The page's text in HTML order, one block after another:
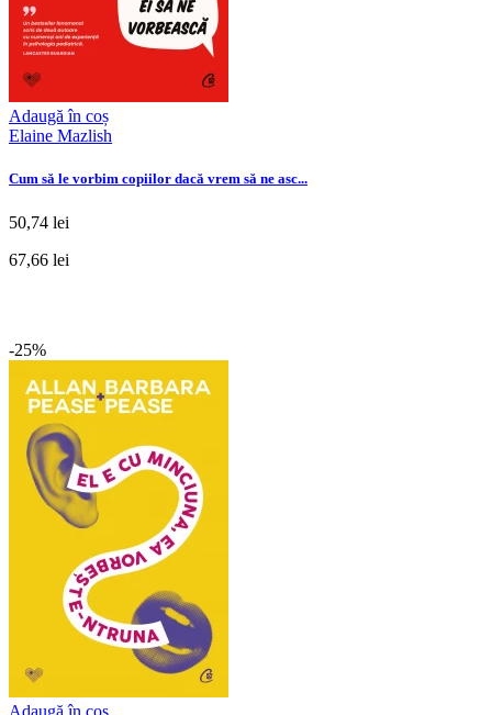
Adaugă în coș
Elaine Mazlish
Cum să le vorbim copiilor dacă vrem să ne asc...
50,74 lei
67,66 lei
-25%
Adaugă în coș